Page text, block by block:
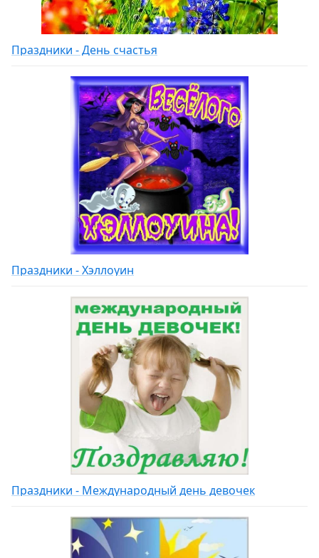
Праздники - День счастья
Праздники - Хэллоуин
Праздники - Международный день девочек